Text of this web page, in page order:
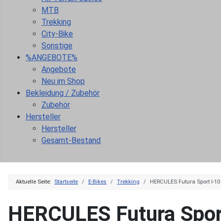
MTB
Trekking
City-Bike
Sonstige
%ANGEBOTE%
Angebote
Neu im Shop
Bekleidung / Zubehör
Zubehör
Hersteller
Hersteller
Gesamt-Bestand
Aktuelle Seite: Startseite E-Bikes Trekking HERCULES Futura Sport I-10
HERCULES Futura